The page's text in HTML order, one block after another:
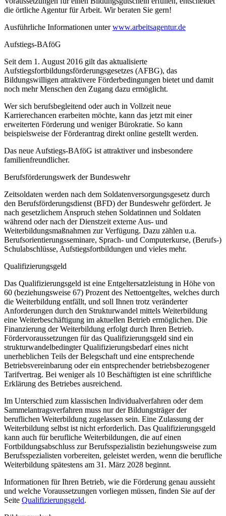
die örtliche Agentur für Arbeit. Wir beraten Sie gern!
Ausführliche Informationen unterwww.arbeitsagentur.de
Aufstiegs-BAföG
Seit dem 1. August 2016 gilt das aktualisierte
Aufstiegsfortbildungsförderungsgesetzes (AFBG), das
Bildungswilligen attraktivere Förderbedingungen bietet und damit
noch mehr Menschen den Zugang dazu ermöglicht.
Wer sich berufsbegleitend oder auch in Vollzeit neue
Karrierechancen erarbeiten möchte, kann das jetzt mit einer
erweiterten Förderung und weniger Bürokratie. So kann
beispielsweise der Förderantrag direkt online gestellt werden.
Das neue Aufstiegs-BAföG ist attraktiver und insbesondere
familienfreundlicher.
Berufsförderungswerk der Bundeswehr
Zeitsoldaten werden nach dem Soldatenversorgungsgesetz durch
den Berufsförderungsdienst (BFD) der Bundeswehr gefördert. Je
nach gesetzlichem Anspruch stehen Soldatinnen und Soldaten
während oder nach der Dienstzeit externe Aus- und
Weiterbildungsmaßnahmen zur Verfügung. Dazu zählen u.a.
Berufsorientierungsseminare, Sprach- und Computerkurse, (Berufs-)
Schulabschlüsse, Aufstiegsfortbildungen und vieles mehr.
Qualifizierungsgeld
Das Qualifizierungsgeld ist eine Entgeltersatzleistung in Höhe von
60 (beziehungsweise 67) Prozent des Nettoentgeltes, welches durch
die Weiterbildung entfällt, und soll Ihnen trotz veränderter
Anforderungen durch den Strukturwandel mittels Weiterbildung
eine Weiterbeschäftigung im aktuellen Betrieb ermöglichen. Die
Finanzierung der Weiterbildung erfolgt durch Ihren Betrieb.
Fördervoraussetzungen für das Qualifizierungsgeld sind ein
strukturwandelbedingter Qualifizierungsbedarf eines nicht
unerheblichen Teils der Belegschaft und eine entsprechende
Betriebsvereinbarung oder ein entsprechender betriebsbezogener
Tarifvertrag. Bei weniger als 10 Beschäftigten ist eine schriftliche
Erklärung des Betriebes ausreichend.
Im Unterschied zum klassischen Individualverfahren oder dem
Sammelantragsverfahren muss nur der Bildungsträger der
beruflichen Weiterbildung zugelassen sein. Eine Zulassung der
Weiterbildung selbst ist nicht erforderlich. Das Qualifizierungsgeld
kann auch für berufliche Weiterbildungen, die auf einen
Fortbildungsabschluss zur Berufsspezialistin beziehungsweise zum
Berufsspezialisten vorbereiten, geleistet werden, wenn die berufliche
Weiterbildung spätestens am 31. März 2028 beginnt.
Informationen für Ihren Betrieb, wie die Förderung genau aussieht
und welche Voraussetzungen vorliegen müssen, finden Sie auf der
Seite Qualifizierungsgeld.